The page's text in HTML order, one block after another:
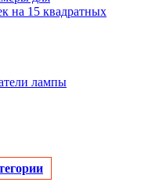
на 15 квадратных
лампы